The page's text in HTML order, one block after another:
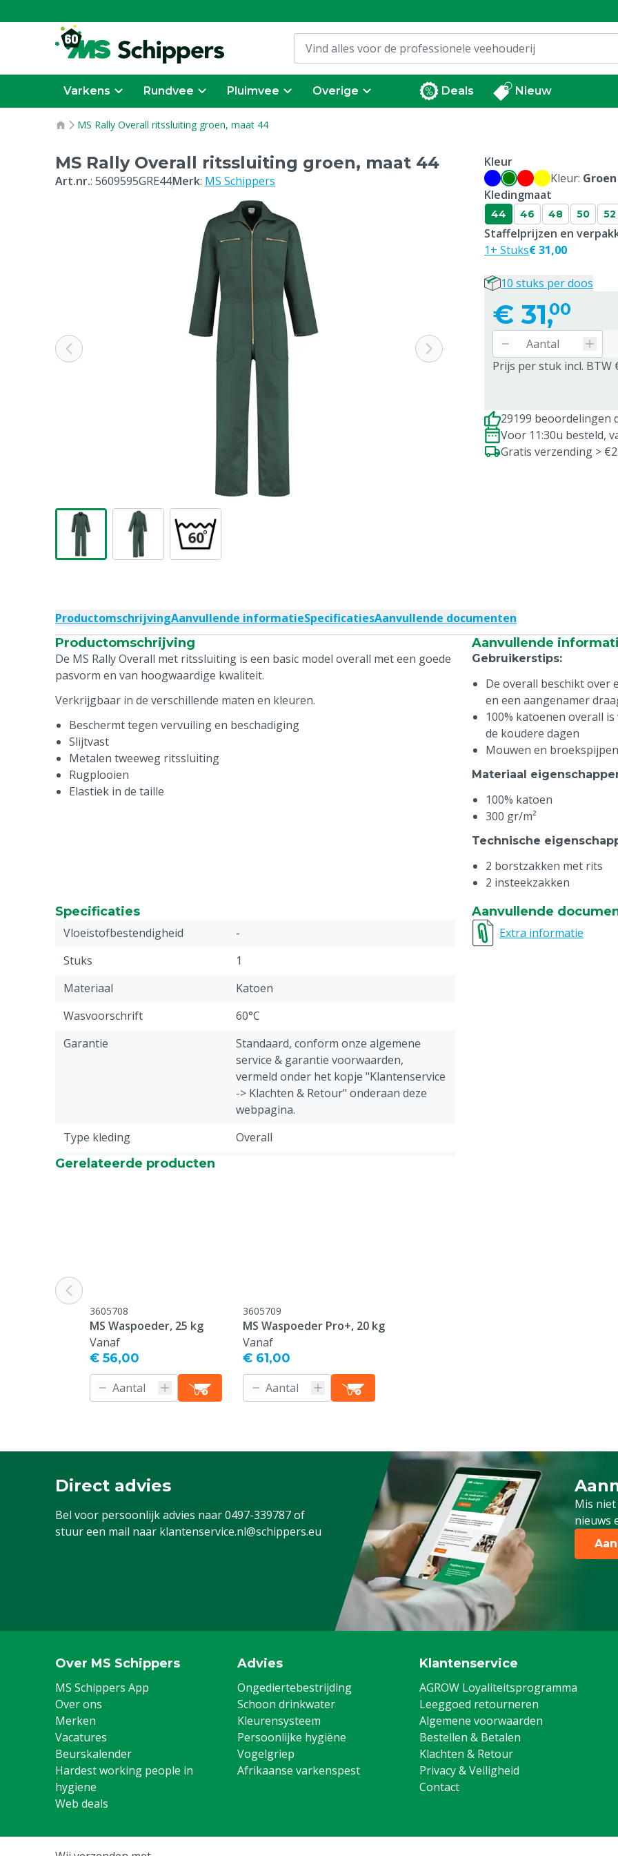
Varkens Rundvee Pluimvee Overige Deals Nieuw
MS Rally Overall ritssluiting groen, maat 44
MS Rally Overall ritssluiting groen, maat 44
Art.nr.: 5609595GRE44Merk: MS Schippers
Kleur
Kleur: Groen
Kledingmaat
44 46 48 50 52
€31,00
Prijs per stuk incl. BTW
Staffelprijzen en
1+ Stuks€ 31,00
10 stuks per doos
29199 beoordelingen
Voor 11:30u besteld,
Gratis verzending >
ProductomschrijvingAanvullende informatieSpecificatiesAanvullende documenten
Productomschrijving
De MS Rally Overall met ritssluiting is een basic model overall met een goede
pasvorm en van hoogwaardige kwaliteit.
Verkrijgbaar in de verschillende maten en kleuren.
Beschermt tegen vervuiling en beschadiging
Slijtvast
Metalen tweeweg ritssluiting
Rugplooien
Elastiek in de taille
Aanvullende
Gebruikerstips:
De overall beschikt over
en een aangenamer
100% katoenen overall
de koudere dagen
Mouwen en
Materiaal
100% katoen
300 gr/m²
Technische
2 borstzakken met rits
2 insteekzakken
Achterzak
Duimstokzak
Specificaties
Vloeistofbestendigheid
-
Stuks
1
Materiaal
Katoen
Wasvoorschrift
60°C
Garantie
Standaard, conform onze algemene
service & garantie voorwaarden,
vermeld onder het kopje "Klantenservice
-> Klachten & Retour" onderaan deze
webpagina.
Type kleding
Overall
Diergroep
Kleur
Kledingmaat
44
Aanvullende
Extra informatie
Gerelateerde producten
3605708
MS Waspoeder, 25 kg
Vanaf
€ 56,00
3605709
MS Waspoeder Pro+, 20 kg
Vanaf
€ 61,00
Direct advies
Bel voor persoonlijk advies naar0497-339787of
stuur een mail naar klantenservice.nl@schippers.eu
Mis
nieuws
Schrijf
Over MS Schippers
MS Schippers App
Over ons
Merken
Vacatures
Beurskalender
Hardest working people in
hygiene
Web deals
Advies
Ongediertebestrijding
Schoon drinkwater
Kleurensysteem
Persoonlijke hygiëne
Vogelgriep
Afrikaanse varkenspest
Klantenservice
AGROW Loyaliteitsprogramma
Leeggoed retourneren
Algemene voorwaarden
Bestellen & Betalen
Klachten & Retour
Privacy & Veiligheid
Contact